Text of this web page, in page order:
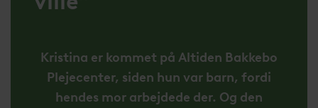
Kristina er kommet på Altiden Bakkebo
Plejecenter, siden hun var barn, fordi
hendes mor arbejdede der. Og den